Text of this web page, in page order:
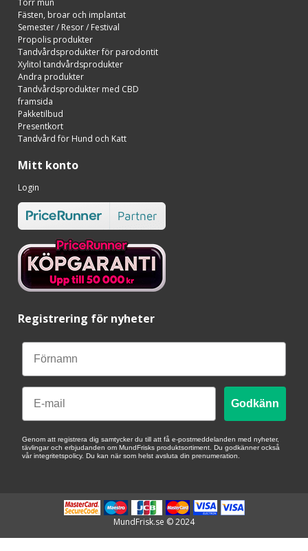
Torr mun
Fästen, broar och implantat
Semester / Resor / Festival
Propolis produkter
Tandvårdsprodukter för parodontit
Xylitol tandvårdsprodukter
Andra produkter
Tandvårdsprodukter med CBD
framsida
Pakketilbud
Presentkort
Tandvård för Hund och Katt
Mitt konto
Login
Registrering för nyheter
Email
Godkänn
Genom att registrera dig samtycker du till att få e-postmeddelanden med nyheter,
tävlingar och erbjudanden om MundFrisks produktsortiment. Du godkänner också
vår integritetspolicy. Du kan när som helst avsluta din prenumeration.
MundFrisk.se © 2024